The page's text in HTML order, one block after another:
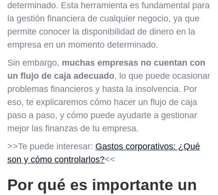
determinado. Esta herramienta es fundamental para
la gestión financiera de cualquier negocio, ya que
permite conocer la disponibilidad de dinero en la
empresa en un momento determinado.
Sin embargo, muchas empresas no cuentan con
un flujo de caja adecuado, lo que puede ocasionar
problemas financieros y hasta la insolvencia. Por
eso, te explicaremos cómo hacer un flujo de caja
paso a paso, y cómo puede ayudarte a gestionar
mejor las finanzas de tu empresa.
>>Te puede interesar: Gastos corporativos: ¿Qué
son y cómo controlarlos?<<
Por qué es importante un